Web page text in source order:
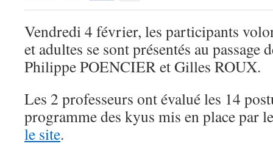
Vendredi 4 février, les participants
et adultes se sont présentés au passage
Philippe POENCIER et Gilles ROUX.
Les 2 professeurs ont évalué les 14
programme des kyus mis en place par
le site.